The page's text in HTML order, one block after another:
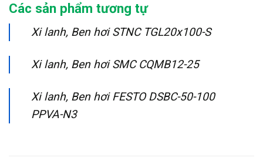
Các sản phẩm tương tự
Xi lanh, Ben hơi STNC TGL20x100-S
Xi lanh, Ben hơi SMC CQMB12-25
Xi lanh, Ben hơi FESTO DSBC-50-100
PPVA-N3